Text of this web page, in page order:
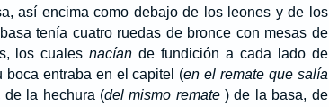
así encima como debajo de los leones y de los
tenía cuatro ruedas de bronce con mesas de
los cualesnacían de fundición a cada lado de
boca entraba en el capitel (en el remate que salía
de la hechura (del mismo remate) de la basa, de